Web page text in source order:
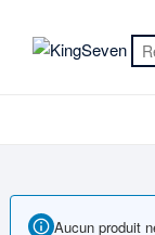
Aucun produit